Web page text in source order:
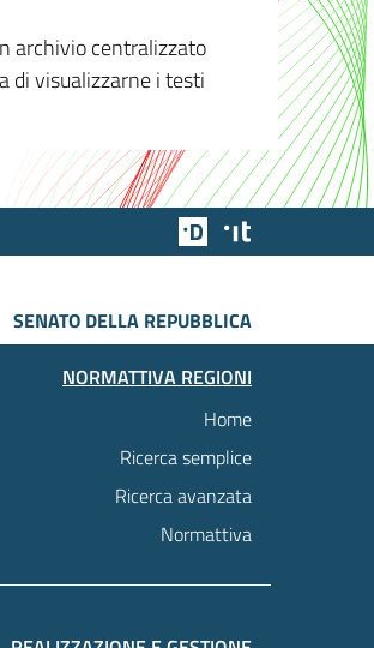
archivio centralizzato
di visualizzarne i testi
Team Digitale
SENATO DELLA REPUBBLICA
NORMATTIVA REGIONI
Home
Ricerca semplice
Ricerca avanzata
Normattiva